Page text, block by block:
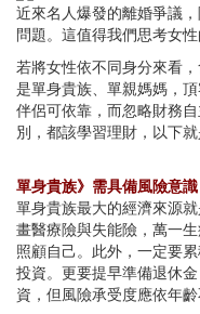
近來名人爆發的離婚爭議
問題。這值得我們思考女
若將女性依不同身分來看
是單身貴族、單親媽媽，
伴侶可依靠，而忽略財務
別，都該學習理財，以下
單身貴族》需具備風險意
單身貴族最大的經濟來源
畫醫療險與失能險，萬一
照顧自己。此外，一定要
投資。更要提早準備退休
資，但風險承受度應依年齡